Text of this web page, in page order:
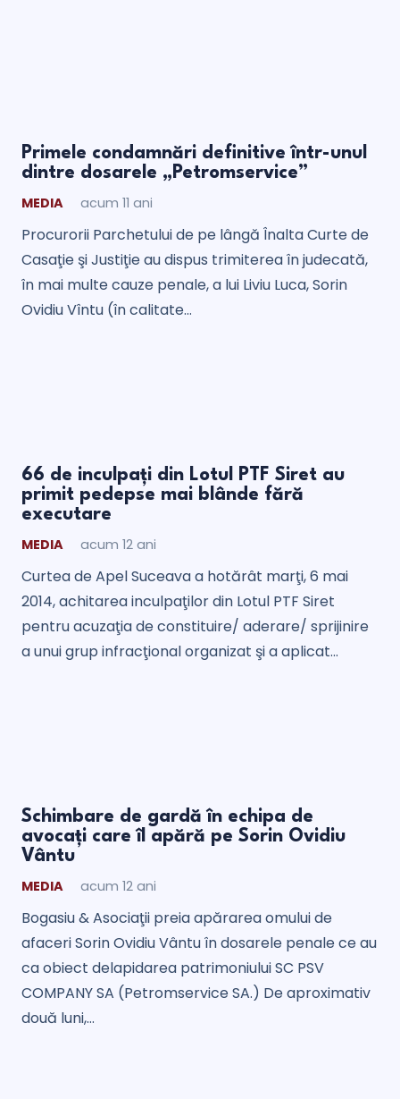
Primele condamnări definitive într-unul
dintre dosarele „Petromservice”
MEDIA acum 11 ani
Procurorii Parchetului de pe lângă Înalta Curte de
Casaţie şi Justiţie au dispus trimiterea în judecată,
în mai multe cauze penale, a lui Liviu Luca, Sorin
Ovidiu Vîntu (în calitate…
66 de inculpaţi din Lotul PTF Siret au
primit pedepse mai blânde fără
executare
MEDIA acum 12 ani
Curtea de Apel Suceava a hotărât marţi, 6 mai
2014, achitarea inculpaţilor din Lotul PTF Siret
pentru acuzaţia de constituire/ aderare/ sprijinire
a unui grup infracţional organizat şi a aplicat…
Schimbare de gardă în echipa de
avocaţi care îl apără pe Sorin Ovidiu
Vântu
MEDIA acum 12 ani
Bogasiu & Asociaţii preia apărarea omului de
afaceri Sorin Ovidiu Vântu în dosarele penale ce au
ca obiect delapidarea patrimoniului SC PSV
COMPANY SA (Petromservice SA.) De aproximativ
două luni,…